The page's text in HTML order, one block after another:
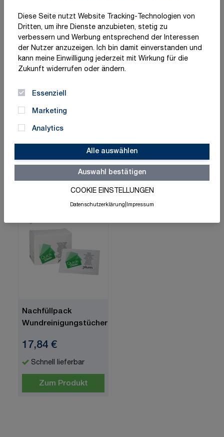
Diese Seite nutzt Website Tracking-Technologien von
Dritten, um ihre Dienste anzubieten, stetig zu
verbessern und Werbung entsprechend der Interessen
der Nutzer anzuzeigen. Ich bin damit einverstanden und
kann meine Einwilligung jederzeit mit Wirkung für die
Zukunft widerrufen oder ändern.
Essenziell
Marketing
Analytics
Alle auswählen
Auswahl bestätigen
COOKIE EINSTELLUNGEN
Datenschutzerklärung Impressum
Salvequick
0,9 %
REF3227
Zum Produkt
Nachfüllpack
Wundreinigungstücher
17,84 €
Schnell lieferbar
Zum Produkt